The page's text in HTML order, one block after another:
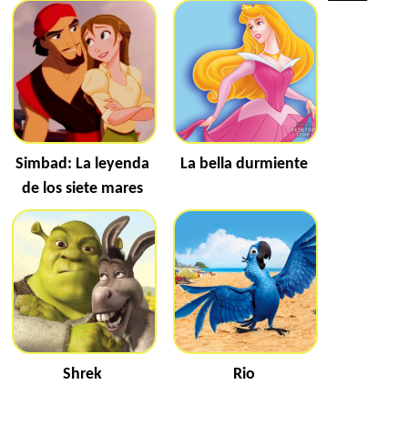
Simbad: La leyenda
de los siete mares
La bella durmiente
Shrek Rio